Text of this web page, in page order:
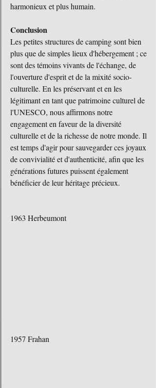
harmonieux et plus humain.
Conclusion
Les petites structures de camping sont bien
plus que de simples lieux d'hébergement ; ce
sont des témoins vivants de l'échange, de
l'ouverture d'esprit et de la mixité socio-
culturelle. En les préservant et en les
légitimant en tant que patrimoine culturel de
l'UNESCO, nous affirmons notre
engagement en faveur de la diversité
culturelle et de la richesse de notre monde. Il
est temps d'agir pour sauvegarder ces joyaux
de convivialité et d'authenticité, afin que les
générations futures puissent également
bénéficier de leur héritage précieux.
1963 Herbeumont
1957 Frahan